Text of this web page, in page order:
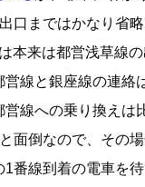
口まではかなり省略
本来は都営浅草線
営線と銀座線の連絡
営線への乗り換えは
面倒なので、その
1番線到着の電車を